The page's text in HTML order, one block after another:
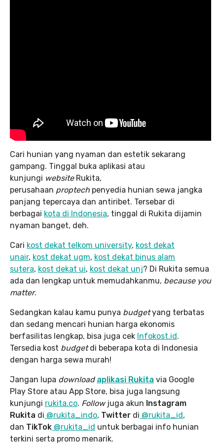
Cari hunian yang nyaman dan estetik sekarang
gampang. Tinggal buka aplikasi atau
kunjungi websiteRukita,
perusahaan proptech penyedia hunian sewa jangka
panjang tepercaya dan antiribet. Tersebar di
berbagai kota di Indonesia, tinggal di Rukita dijamin
nyaman banget, deh.
Cari kost dekat telkom university, kost dekat
unair, kost dekat ugm, kost dekat binus alam
sutera, kost dekat ui, kost dekat unj? Di Rukita semua
ada dan lengkap untuk memudahkanmu, because you
matter.
Sedangkan kalau kamu punya budgetyang terbatas
dan sedang mencari hunian harga ekonomis
berfasilitas lengkap, bisa juga cek Infokost.id.
Tersedia kost budgetdi beberapa kota di Indonesia
dengan harga sewa murah!
Jangan lupa download aplikasi Rukita via Google
Play Store atau App Store, bisa juga langsung
kunjungi rukita.co. Followjuga akun Instagram
Rukita di @rukita_indo, Twitter di @rukita_id,
dan TikTok @rukita_id untuk berbagai info hunian
terkini serta promo menarik.